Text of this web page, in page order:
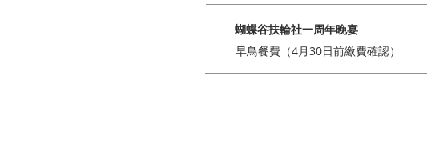
蝴蝶谷扶輪社一周年晚宴
早鳥餐費（4月30日前繳費確認）